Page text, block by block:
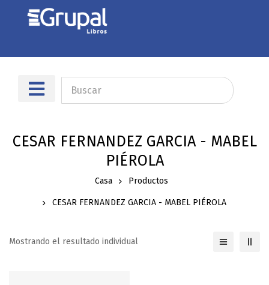
CESAR FERNANDEZ GARCIA - MABEL
PIÉROLA
Casa Productos
CESAR FERNANDEZ GARCIA - MABEL PIÉROLA
Mostrando el resultado individual